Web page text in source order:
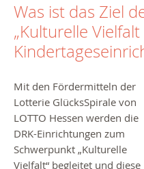
Was ist das Ziel
„Kulturelle
Mit den Fördermitteln der
Lotterie GlücksSpirale von
LOTTO Hessen werden die
DRK-Einrichtungen zum
Schwerpunkt „Kulturelle
Vielfalt“ begleitet und diese